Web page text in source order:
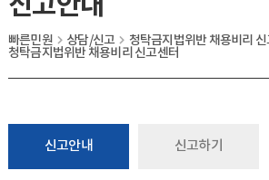
빠른민원 상담/신고
청탁금지법위반 채용비리 신
청탁금지법위반 채용비리 신고센터
신고안내 신고하기